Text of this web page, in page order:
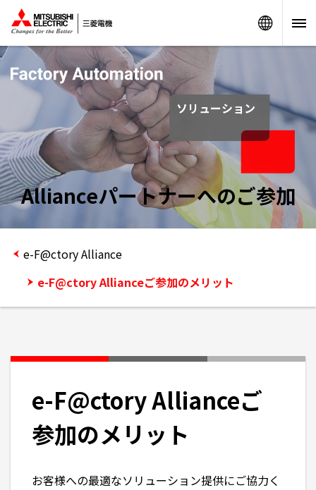
ソリューション
Allianceパートナーへのご参加
e-F@ctory Alliance
e-F@ctory Allianceご参加のメリット
e-F@ctory Allianceご
参加のメリット
お客様への最適なソリューション提供にご協力く